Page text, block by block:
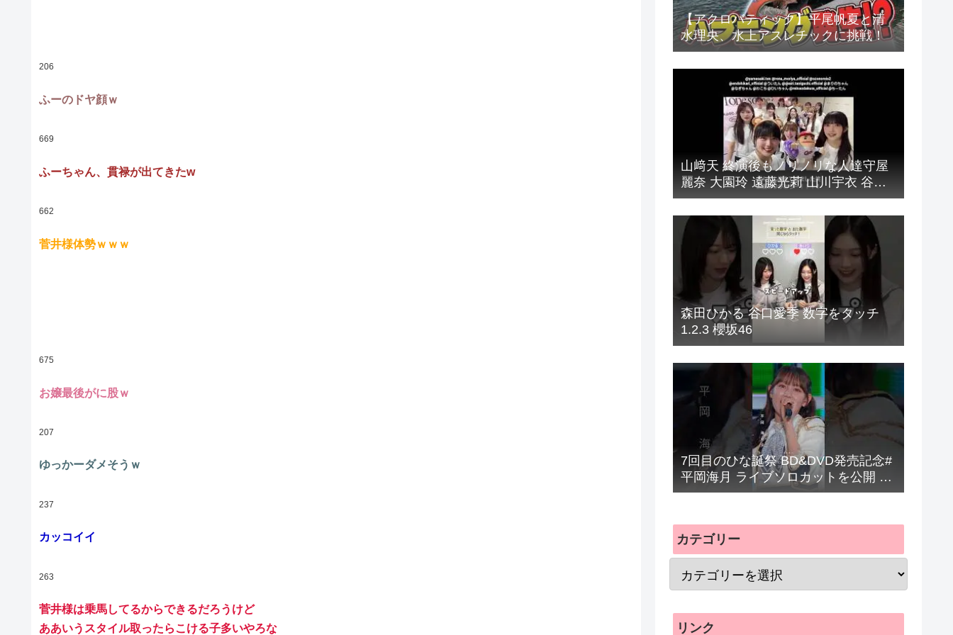
206
ふーのドヤ顔ｗ
669
ふーちゃん、貫禄が出てきたw
662
菅井様体勢ｗｗｗ
675
お嬢最後がに股ｗ
207
ゆっかーダメそうｗ
237
カッコイイ
263
菅井様は乗馬してるからできるだろうけど
ああいうスタイル取ったらこける子多いやろな
【アクロバティック】平尾帆夏と清
水理央、水上アスレチックに挑戦！
山﨑天 終演後もノリノリな人達守屋
麗奈 大園玲 遠藤光莉 山川宇衣 谷口
愛季 幸阪茉里乃 小島凪紗 松本和子
目黒陽色 小田倉麗奈 中川智尋 櫻坂
46 ツアー 広島公演
森田ひかる 谷口愛季 数字をタッチ
1.2.3 櫻坂46
7回目のひな誕祭 BD&DVD発売記念#
平岡海月 ライブソロカットを公開 #
日向坂46 #hinatazaka46 #
カテゴリー
リンク